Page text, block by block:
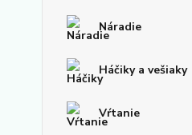
Náradie
Háčiky a vešiaky
Vŕtanie